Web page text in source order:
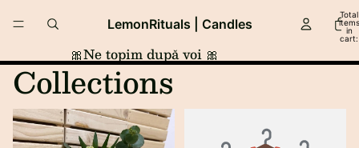
LemonRituals | Candles
Total
items
in
cart:
🎀Ne topim după voi 🎀
Collections
Buchete și Lumânări pentru
Ceremoniile Religioase